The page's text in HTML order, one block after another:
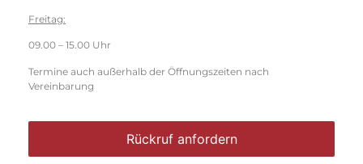
Freitag:
09.00 – 15.00 Uhr
Termine auch außerhalb der Öffnungszeiten nach
Vereinbarung
Rückruf anfordern